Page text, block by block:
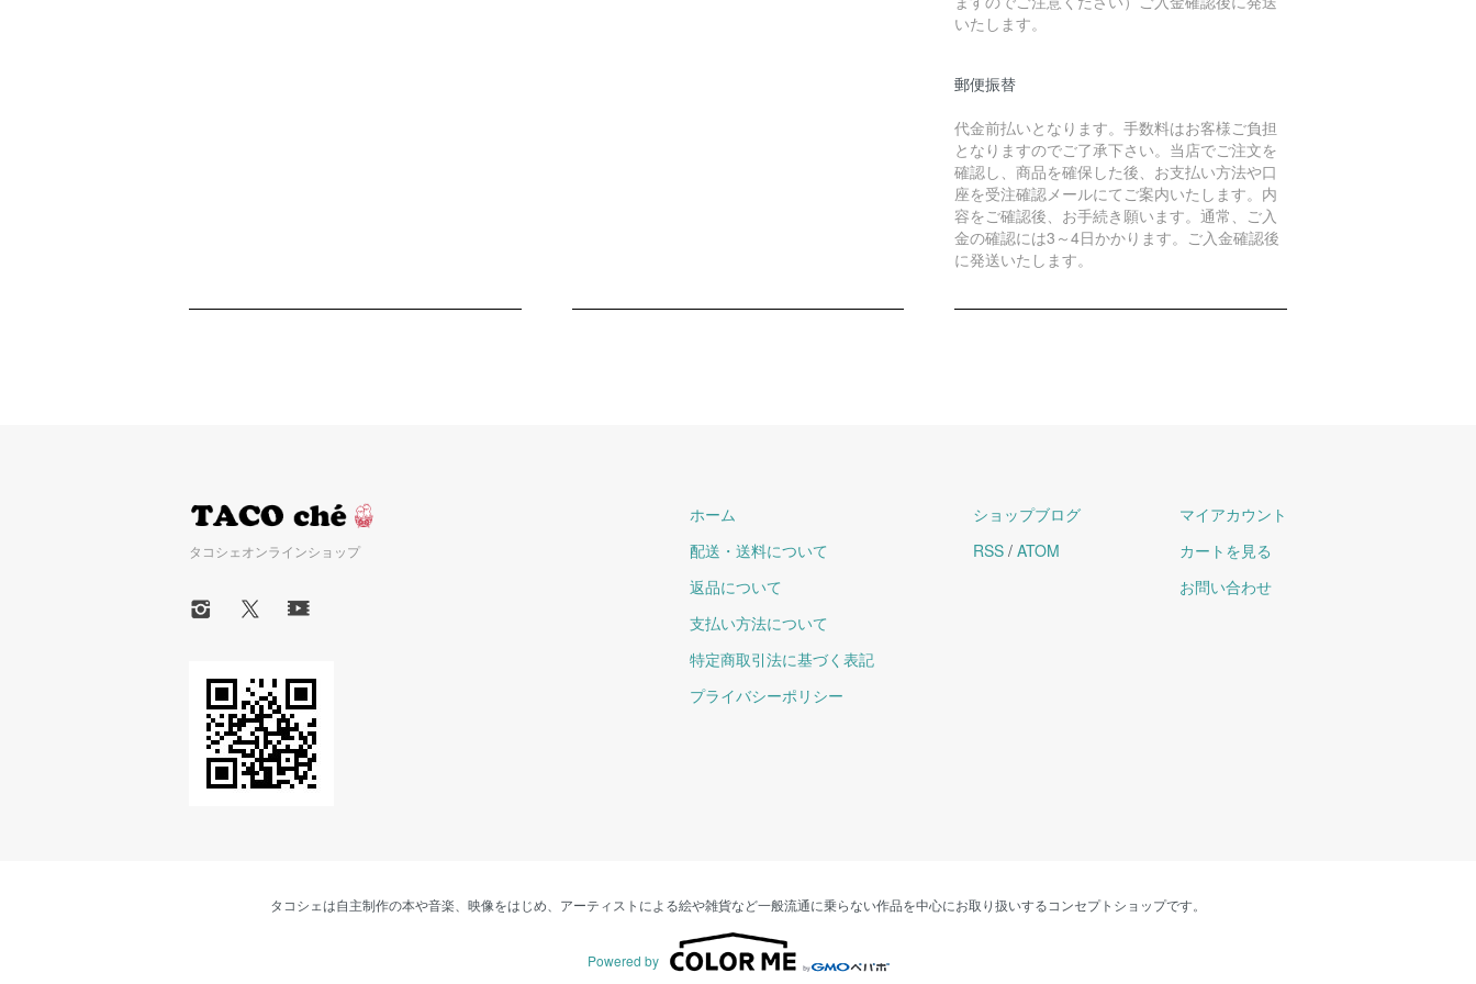
いたします。
郵便振替
代金前払いとなります。手数料はお客様ご負担
となりますのでご了承下さい。当店でご注文を
確認し、商品を確保した後、お支払い方法や口
座を受注確認メールにてご案内いたします。内
容をご確認後、お手続き願います。通常、ご入
金の確認には3～4日かかります。ご入金確認後
に発送いたします。
タコシェオンラインショップ
ホーム
配送・送料について
返品について
支払い方法について
特定商取引法に基づく表記
プライバシーポリシー
ショップブログ
RSS / ATOM
マイアカウント
カートを見る
お問い合わせ
タコシェは自主制作の本や音楽、映像をはじめ、アーティストによる絵や雑貨など一般流通に乗らない作品を中心にお取り扱いするコンセプトショップです。
Powered by